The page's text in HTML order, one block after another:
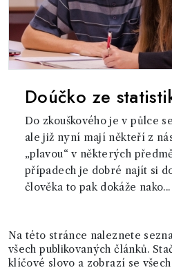
Doúčko ze
Do zkouškového je v půlce
ale již nyní mají někteří z
„plavou“ v některých
případech je dobré najít si
člověka to pak dokáže nako...
Na této stránce naleznete
všech publikovaných článků.
klíčové slovo a zobrazí se